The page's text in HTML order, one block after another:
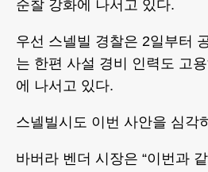
순찰 강화에 나서고 있다.
우선 스넬빌 경찰은 2일부터
는 한편 사설 경비 인력도 고
에 나서고 있다.
스넬빌시도 이번 사안을 심각
바버라 벤더 시장은 “이번과